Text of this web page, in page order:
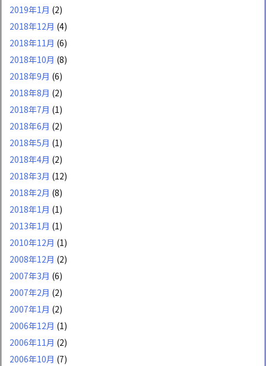
2019年1月 (2)
2018年12月 (4)
2018年11月 (6)
2018年10月 (8)
2018年9月 (6)
2018年8月 (2)
2018年7月 (1)
2018年6月 (2)
2018年5月 (1)
2018年4月 (2)
2018年3月 (12)
2018年2月 (8)
2018年1月 (1)
2013年1月 (1)
2010年12月 (1)
2008年12月 (2)
2007年3月 (6)
2007年2月 (2)
2007年1月 (2)
2006年12月 (1)
2006年11月 (2)
2006年10月 (7)